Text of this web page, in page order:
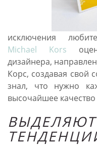
исключения
Michael Kors
дизайнера,
Корс, создавая свой
знал, что нужно
высочайшее